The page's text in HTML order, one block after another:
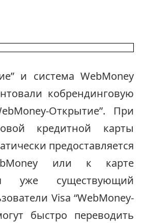
и система WebMoney
кобрендинговую
Открытие”. При
кредитной карты
предоставляется
или к карте
уже существующий
Visa “WebMoney-
быстро переводить